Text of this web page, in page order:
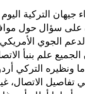
جيهان التركية
سؤال حول
الجوي
الجميع علم بنبأ
ونظيره التركي
تفاصيل الاتصال،